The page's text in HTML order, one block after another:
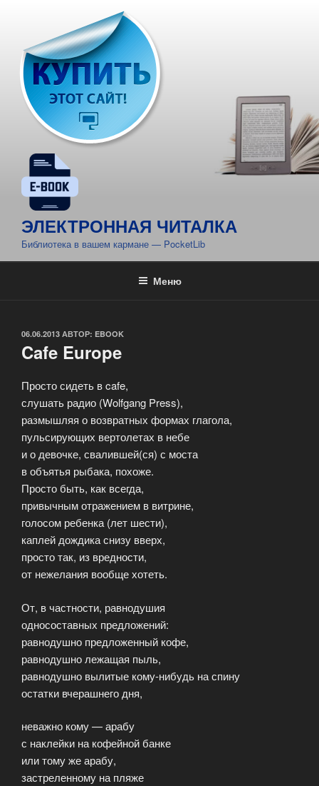
содержимому
ЭЛЕКТРОННАЯ ЧИТАЛКА
Библиотека в вашем кармане — PocketLib
Меню
ОПУБЛИКОВАНО
06.06.2013 АВТОР: EBOOK
Cafe Europe
Просто сидеть в cafe,
слушать радио (Wolfgang Press),
размышляя о возвратных формах глагола,
пульсирующих вертолетах в небе
и о девочке, свалившей(ся) с моста
в объятья рыбака, похоже.
Просто быть, как всегда,
привычным отражением в витрине,
голосом ребенка (лет шести),
каплей дождика снизу вверх,
просто так, из вредности,
от нежелания вообще хотеть.
От, в частности, равнодушия
односоставных предложений:
равнодушно предложенный кофе,
равнодушно лежащая пыль,
равнодушно вылитые кому-нибудь на спину
остатки вчерашнего дня,
неважно кому — арабу
с наклейки на кофейной банке
или тому же арабу,
застреленному на пляже